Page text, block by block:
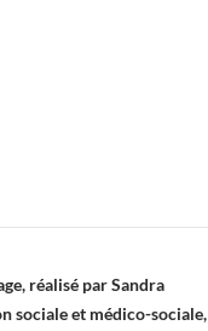
réalisé par Sandra
sociale et médico-sociale,